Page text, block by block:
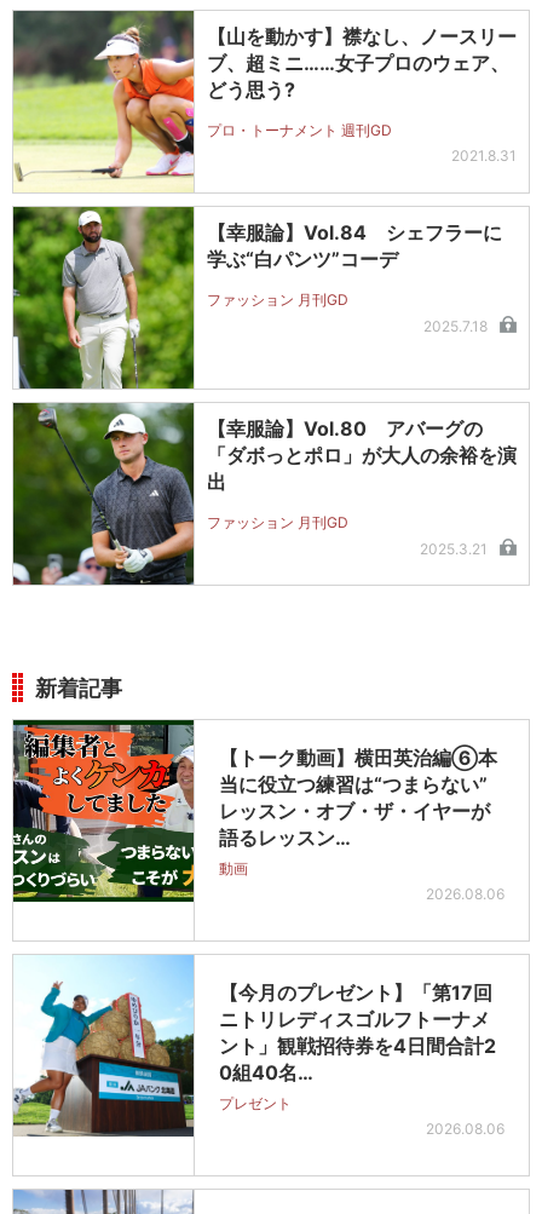
【山を動かす】襟なし、ノースリー
ブ、超ミニ……女子プロのウェア、
どう思う?
プロ・トーナメント 週刊GD
2021.8.31
【幸服論】Vol.84 シェフラーに
学ぶ“白パンツ”コーデ
ファッション 月刊GD
2025.7.18
【幸服論】Vol.80 アバーグの
「ダボっとポロ」が大人の余裕を演
出
ファッション 月刊GD
2025.3.21
新着記事
【トーク動画】横田英治編⑥本
当に役立つ練習は“つまらない”
レッスン・オブ・ザ・イヤーが
語るレッスン…
動画
2026.08.06
【今月のプレゼント】「第17回
ニトリレディスゴルフトーナメ
ント」観戦招待券を4日間合計2
0組40名…
プレゼント
2026.08.06